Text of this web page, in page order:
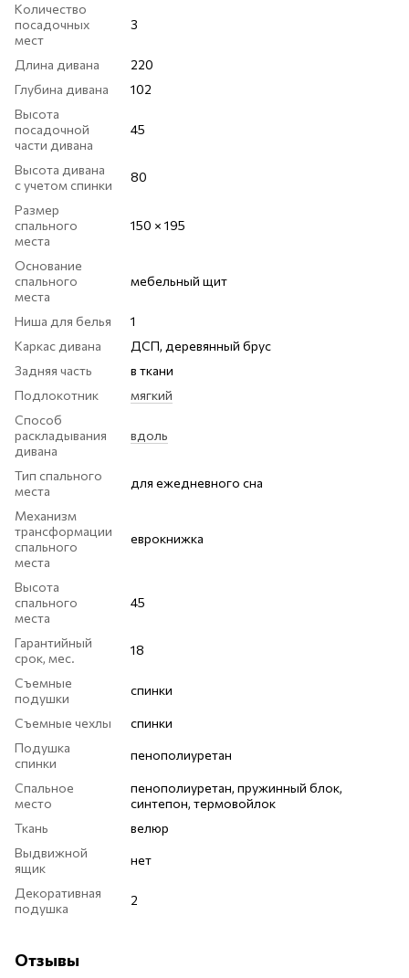
Количество
посадочных
мест
3
Длина дивана
220
Глубина дивана
102
Высота
посадочной
части дивана
45
Высота дивана
с учетом спинки
80
Размер
спального
места
150 × 195
Основание
спального
места
мебельный щит
Ниша для белья
1
Каркас дивана
ДСП, деревянный брус
Задняя часть
в ткани
Подлокотник
мягкий
Способ
раскладывания
дивана
вдоль
Тип спального
места
для ежедневного сна
Механизм
трансформации
спального
места
еврокнижка
Высота
спального
места
45
Гарантийный
срок, мес.
18
Съемные
подушки
спинки
Съемные чехлы
спинки
Подушка
спинки
пенополиуретан
Спальное
место
пенополиуретан, пружинный блок,
синтепон, термовойлок
Ткань
велюр
Выдвижной
ящик
нет
Декоративная
подушка
2
Отзывы